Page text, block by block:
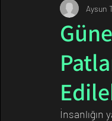
Psikoloji / Sosyoloji
Günün
Aysun